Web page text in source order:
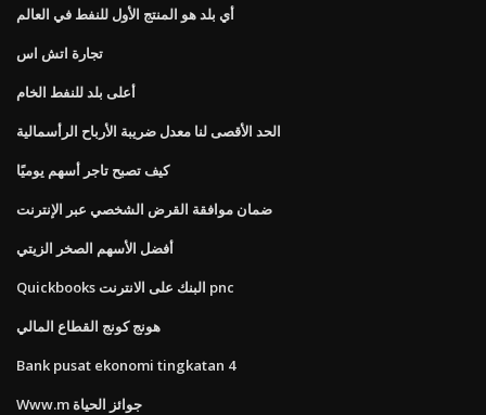
أي بلد هو المنتج الأول للنفط في العالم
تجارة اتش اس
أعلى بلد للنفط الخام
الحد الأقصى لنا معدل ضريبة الأرباح الرأسمالية
كيف تصبح تاجر أسهم يوميًا
ضمان موافقة القرض الشخصي عبر الإنترنت
أفضل الأسهم الصخر الزيتي
Quickbooks البنك على الانترنت pnc
هونج كونج القطاع المالي
Bank pusat ekonomi tingkatan 4
Www.m جوائز الحياة